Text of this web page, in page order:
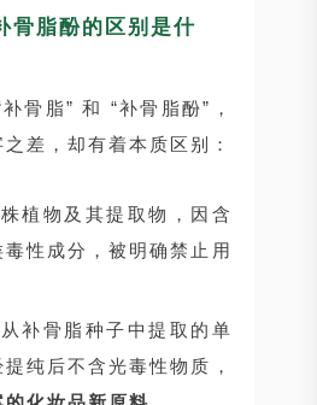
骨脂酚的区别是什
骨脂” 和 “补骨脂酚”，
差，却有着本质区别：
植物及其提取物，因含
性成分，被明确禁止用
补骨脂种子中提取的单
纯后不含光毒性物质，